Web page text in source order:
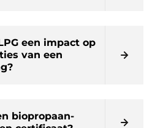
een impact op
van een
biopropaan-